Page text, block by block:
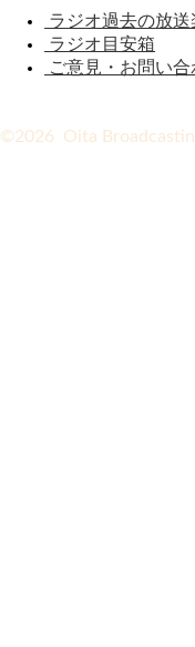
ラジオ過去の放送
ラジオ目安箱
ご意見・お問い合
©2026 Oita